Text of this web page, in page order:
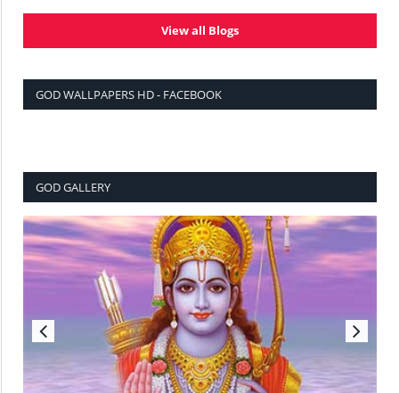
View all Blogs
GOD WALLPAPERS HD - FACEBOOK
GOD GALLERY